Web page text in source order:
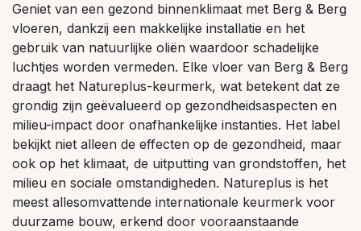
Geniet van een gezond binnenklimaat met Berg & Berg
vloeren, dankzij een makkelijke installatie en het
gebruik van natuurlijke oliën waardoor schadelijke
luchtjes worden vermeden. Elke vloer van Berg & Berg
draagt het Natureplus-keurmerk, wat betekent dat ze
grondig zijn geëvalueerd op gezondheidsaspecten en
milieu-impact door onafhankelijke instanties. Het label
bekijkt niet alleen de effecten op de gezondheid, maar
ook op het klimaat, de uitputting van grondstoffen, het
milieu en sociale omstandigheden. Natureplus is het
meest allesomvattende internationale keurmerk voor
duurzame bouw, erkend door vooraanstaande